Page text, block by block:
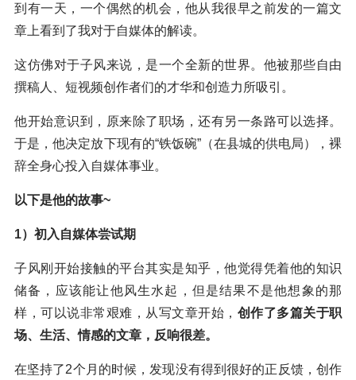
到有一天，一个偶然的机会，他从我很早之前发的一篇文
章上看到了我对于自媒体的解读。
这仿佛对于子风来说，是一个全新的世界。他被那些自由
撰稿人、短视频创作者们的才华和创造力所吸引。
他开始意识到，原来除了职场，还有另一条路可以选择。
于是，他决定放下现有的“铁饭碗”（在县城的供电局），裸
辞全身心投入自媒体事业。
以下是他的故事~
1）初入自媒体尝试期
子风刚开始接触的平台其实是知乎，他觉得凭着他的知识
储备，应该能让他风生水起，但是结果不是他想象的那
样，可以说非常艰难，从写文章开始， 创作了多篇关于职
场、生活、情感的文章，反响很差。
在坚持了2个月的时候，发现没有得到很好的正反馈，创作